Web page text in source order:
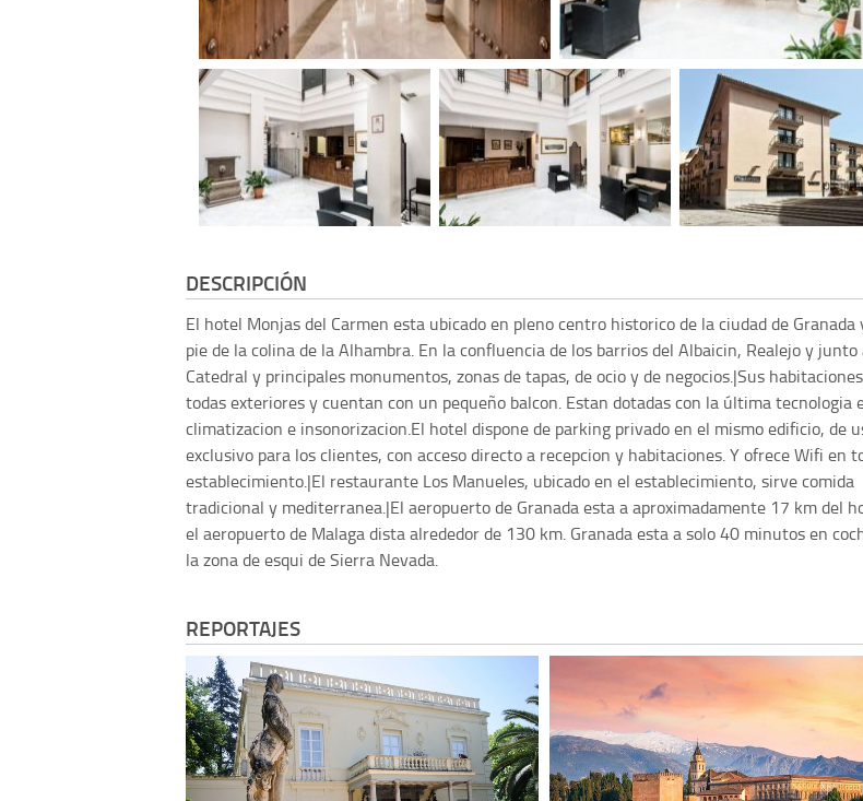
DESCRIPCIÓN
El hotel Monjas del Carmen esta ubicado en pleno centro historico de la ciudad de Granada
pie de la colina de la Alhambra. En la confluencia de los barrios del Albaicin, Realejo y junto
Catedral y principales monumentos, zonas de tapas, de ocio y de negocios.|Sus
todas exteriores y cuentan con un pequeño balcon. Estan dotadas con la última tecnologia
climatizacion e insonorizacion.El hotel dispone de parking privado en el mismo edificio, de
exclusivo para los clientes, con acceso directo a recepcion y habitaciones. Y ofrece Wifi en
establecimiento.|El restaurante Los Manueles, ubicado en el establecimiento, sirve comida
tradicional y mediterranea.|El aeropuerto de Granada esta a aproximadamente 17 km del
el aeropuerto de Malaga dista alrededor de 130 km. Granada esta a solo 40 minutos en
la zona de esqui de Sierra Nevada.
REPORTAJES